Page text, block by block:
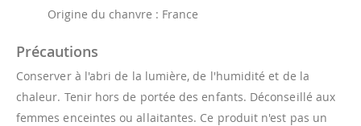
Origine du chanvre : France
Précautions
Conserver à l'abri de la lumière, de l'humidité et de la
chaleur. Tenir hors de portée des enfants. Déconseillé aux
femmes enceintes ou allaitantes. Ce produit n'est pas un